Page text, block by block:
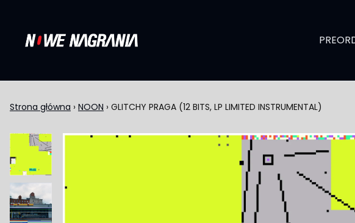
Strona główna › NOON › GLITCHY PRAGA (12 BITS, LP LIMITED INSTRUMENTAL)